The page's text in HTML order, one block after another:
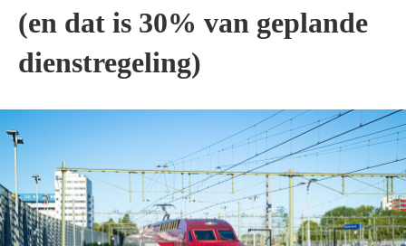
(en dat is 30% van geplande
dienstregeling)